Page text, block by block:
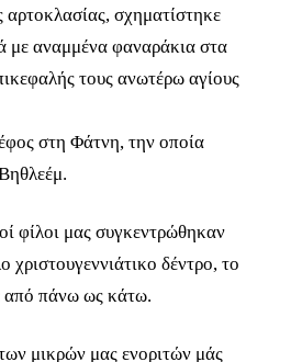
σχηματίστηκε
με αναμμένα φαναράκια στα
τους ανωτέρω αγίους
στη Φάτνη, την οποία
φίλοι μας συγκεντρώθηκαν
δέντρο, το
από πάνω ως κάτω.
μικρών μας ενοριτών μάς